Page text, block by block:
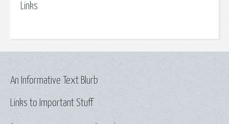
Links
Links to Important Stuff
An Informative Text Blurb